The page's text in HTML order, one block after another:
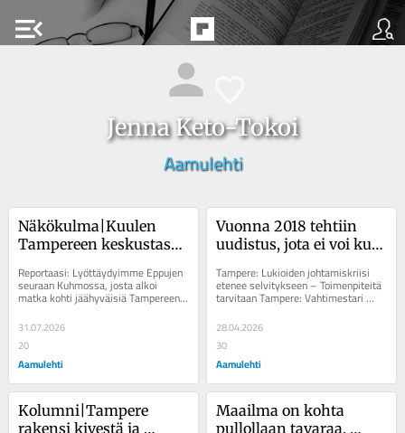
menu_open
Jenna Keto-Tokoi
Aamulehti
Näkökulma|Kuulen
Tampereen keskustassa
että tekee mieli kiertää
koko kylä kaukaa
Reportaasi: Lyöttäydyimme Eppujen
seuraan Kuhmossa, josta alkoi
matka kohti jäähyväisiä Tampereen
Ratinassa Tampere: Vuokralaisen
tavarat...
31.07.2026
20
Aamulehti
Vuonna 2018 tehtiin
uudistus, jota ei voi kuin
Tampere: Lukioiden johtamiskriisi
etenee selvitykseen – Toimenpiteitä
tarvitaan Tampere: Vahtimestari
heitti yliajalla laulaneen kuoron ja
yleisön...
28.04.2026
30
Aamulehti
Kolumni|Tampere
rakensi kivestä ja
Maailma on kohta
pullollaan tavaraa,